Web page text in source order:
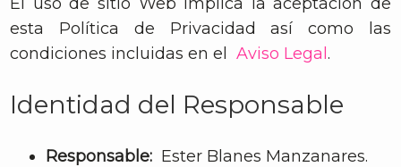
esta Política de Privacidad así como las
condiciones incluidas en elAviso Legal.
Identidad del Responsable
Responsable: Ester Blanes Manzanares.